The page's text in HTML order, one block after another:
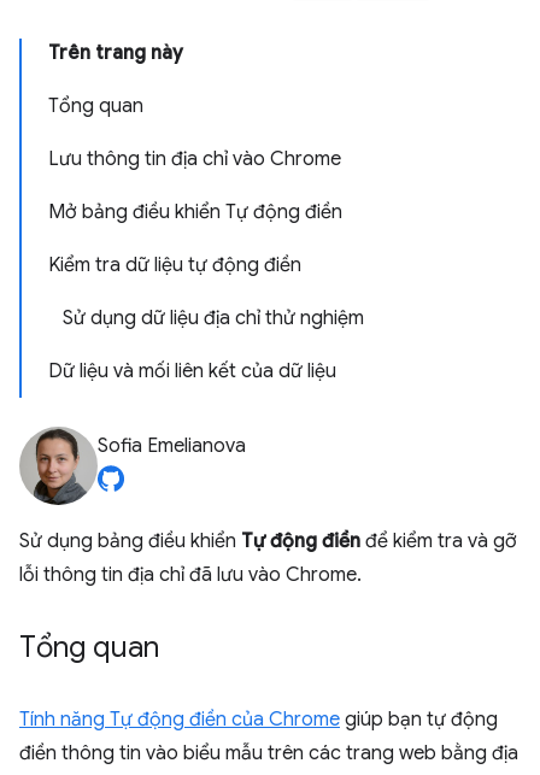
Trên trang này
Tổng quan
Lưu thông tin địa chỉ vào Chrome
Mở bảng điều khiển Tự động điền
Kiểm tra dữ liệu tự động điền
Sử dụng dữ liệu địa chỉ thử nghiệm
Dữ liệu và mối liên kết của dữ liệu
Sofia Emelianova
Sử dụng bảng điều khiển Tự động điền để kiểm tra và gỡ
lỗi thông tin địa chỉ đã lưu vào Chrome.
Tổng quan
Tính năng Tự động điền của Chrome giúp bạn tự động
điền thông tin vào biểu mẫu trên các trang web bằng địa